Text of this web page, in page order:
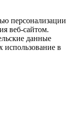
персонализации
веб-сайтом.
данные
использование в